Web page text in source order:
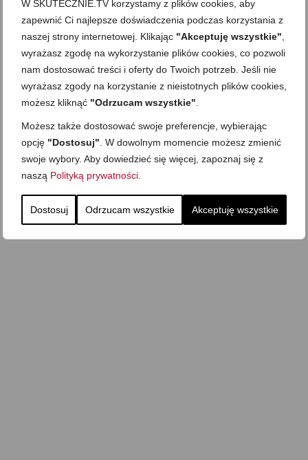
W SKUTECZNIE.TV korzystamy z plików cookies, aby
zapewnić Ci najlepsze doświadczenia podczas korzystania z
naszej strony internetowej. Klikając "Akceptuję wszystkie"
wyrażasz zgodę na wykorzystanie plików cookies, co pozwoli
nam dostosować treści i oferty do Twoich potrzeb. Jeśli nie
wyrażasz zgody na korzystanie z nieistotnych plików cookies,
możesz kliknąć "Odrzucam wszystkie"
Możesz także dostosować swoje preferencje, wybierając
opcję "Dostosuj" . W dowolnym momencie możesz zmienić
swoje wybory. Aby dowiedzieć się więcej, zapoznaj się z
naszą Polityką prywatności
Dostosuj Odrzucam wszystkie Akceptuję wszystkie
cukru)
cebulą i pomidorem
Zapiekany naleśnik z
mięsem i pieczarkami. I
Kotlety ruskie
Najprostszy klasyczny
chlebek bananowy